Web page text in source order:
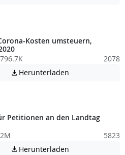
Kosten umsteuern,
2078
 Herunterladen
Petitionen an den Landtag
5823
 Herunterladen